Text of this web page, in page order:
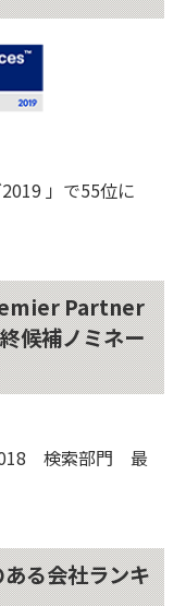
」で55位に
Partner
補ノミネー
検索部門 最
る会社ランキ